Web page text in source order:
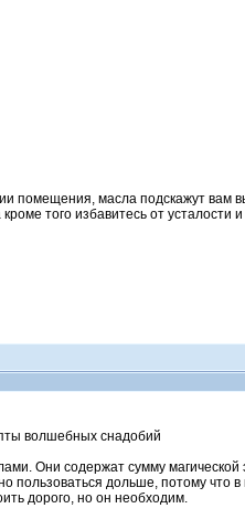
помещения, масла подскажут вам
того избавитесь от усталости
волшебных снадобий
Они содержат сумму
дольше, потому что в
дорого, но он необходим.